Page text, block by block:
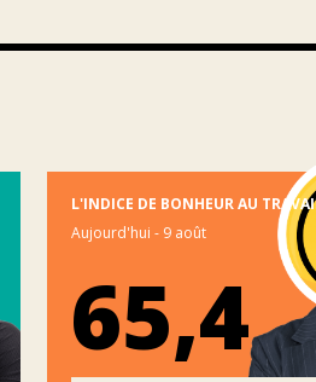
L'INDICE DE BONHEUR AU
Aujourd'hui - 9 août
65,4